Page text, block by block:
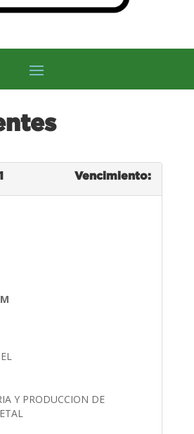
Vencimiento:
Y PRODUCCION DE